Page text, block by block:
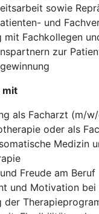
sowie
und
mit Fachkollegen
zur
mit
als Facharzt (m/
oder als
Medizin
Freude am Beruf
und Motivation
der